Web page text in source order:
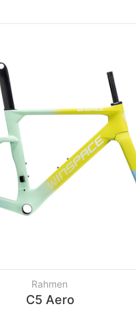
Rahmen
C5 Aero